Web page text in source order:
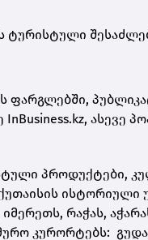
ფარგლებში,
ასევე
პროდუქტები,
რაჭას,
კურორტებს: